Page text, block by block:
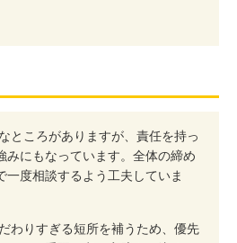
ところがありますが、責任を持っ
みにもなっています。全体の締め
一度相談するよう工夫していま
わりすぎる短所を補うため、優先